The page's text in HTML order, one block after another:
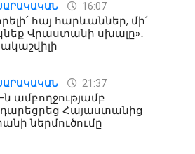
16:07
հայ հարևաններ, մի՛
Վրաստանի սխալը»․
21:37
ամբողջությամբ
Հայաստանից
ներմուծումը